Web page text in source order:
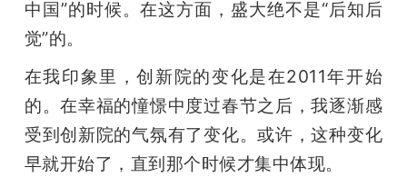
中国”的时候。在这方面，盛大绝不是“后知后
觉”的。
在我印象里，创新院的变化是在2011年开始
的。在幸福的憧憬中度过春节之后，我逐渐感
受到创新院的气氛有了变化。或许，这种变化
早就开始了，直到那个时候才集中体现。